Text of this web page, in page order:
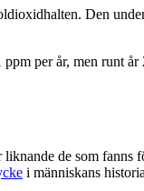
Den
per år, men runt
liknande de som fanns
i människans